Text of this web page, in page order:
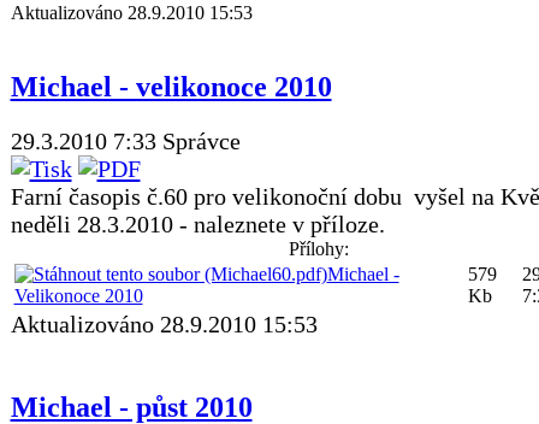
Aktualizováno 28.9.2010 15:53
Michael - velikonoce 2010
29.3.2010 7:33 Správce
Farní časopis č.60 pro velikonoční dobu vyšel na
neděli 28.3.2010 - naleznete v příloze.
Přílohy:
Michael -
Velikonoce 2010
579
Kb
Aktualizováno 28.9.2010 15:53
Michael - půst 2010